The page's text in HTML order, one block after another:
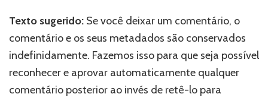
Texto sugerido: Se você deixar um comentário, o
comentário e os seus metadados são conservados
indefinidamente. Fazemos isso para que seja possível
reconhecer e aprovar automaticamente qualquer
comentário posterior ao invés de retê-lo para